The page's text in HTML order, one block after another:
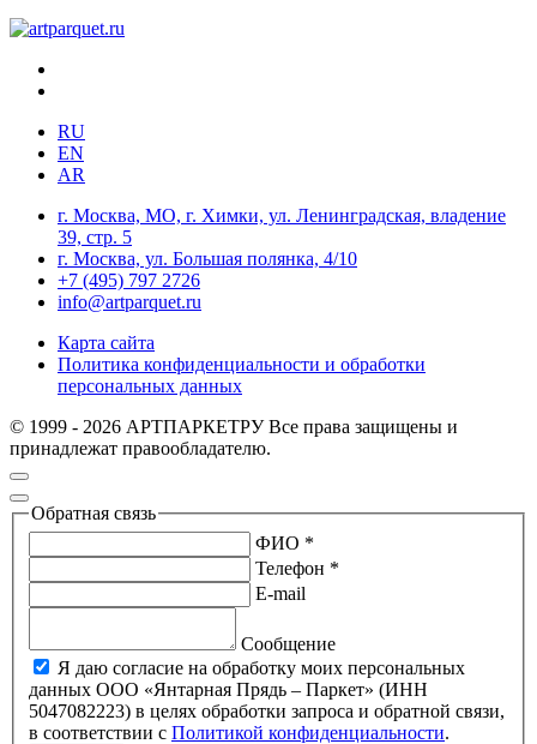
RU
EN
AR
г. Москва, МО, г. Химки, ул. Ленинградская, владение
39, стр. 5
г. Москва, ул. Большая полянка, 4/10
+7 (495) 797 2726
info@artparquet.ru
Карта сайта
Политика конфиденциальности и обработки
персональных данных
© 1999 - 2026 АРТПАРКЕТРУ Все права защищены и
принадлежат правообладателю.
Обратная связь
ФИО *
Телефон *
E-mail
Сообщение
Я даю согласие на обработку моих персональных
данных ООО «Янтарная Прядь – Паркет» (ИНН
5047082223) в целях обработки запроса и обратной связи,
в соответствии с Политикой конфиденциальности.